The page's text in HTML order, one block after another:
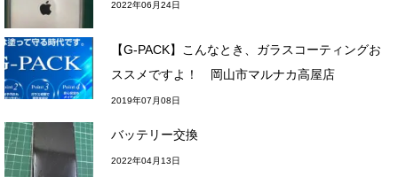
2022年06月24日
【G-PACK】こんなとき、ガラスコーティングお
ススメですよ！ 岡山市マルナカ高屋店
2019年07月08日
バッテリー交換
2022年04月13日